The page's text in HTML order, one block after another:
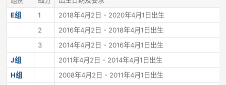
E组
1
2018年4月2日 - 2020年4月1日出生
2
2016年4月2日 - 2018年4月1日出生
3
2014年4月2日 - 2016年4月1日出生
J组
2011年4月2日 - 2014年4月1日出生
H组
2008年4月2日 - 2011年4月1日出生